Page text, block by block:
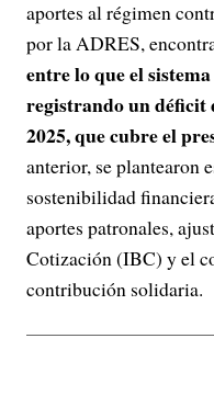
aportes al régimen
por la ADRES,
entre lo que el
registrando un déficit
2025, que cubre el
anterior, se plantearon
sostenibilidad
aportes patronales,
Cotización (IBC) y el
contribución solidaria.